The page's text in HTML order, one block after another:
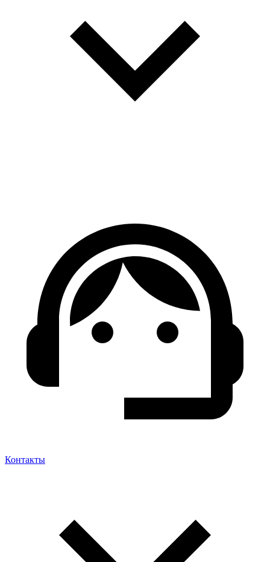
Контакты